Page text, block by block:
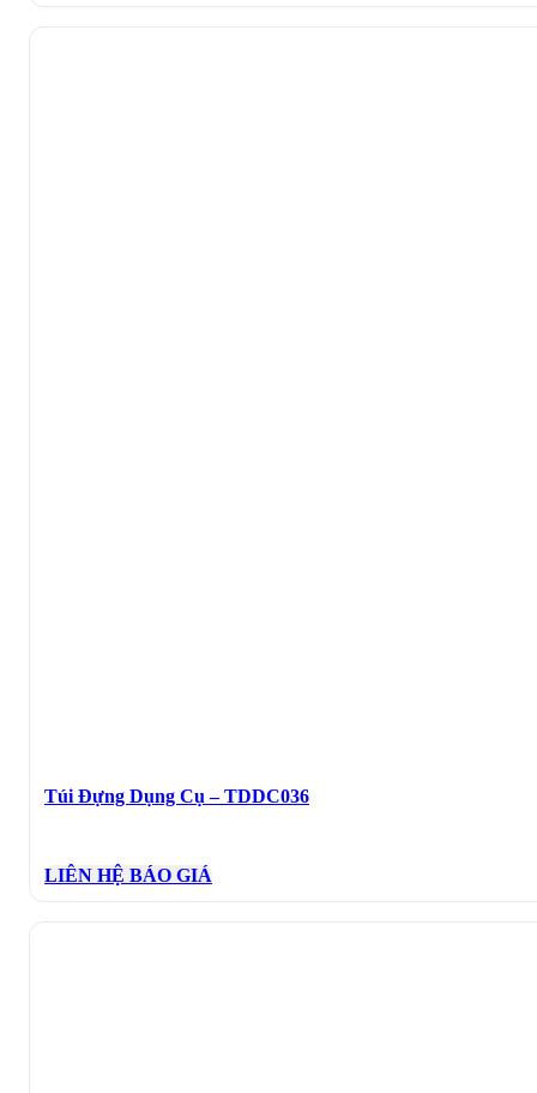
Túi Đựng Dụng Cụ – TDDC036
LIÊN HỆ BÁO GIÁ